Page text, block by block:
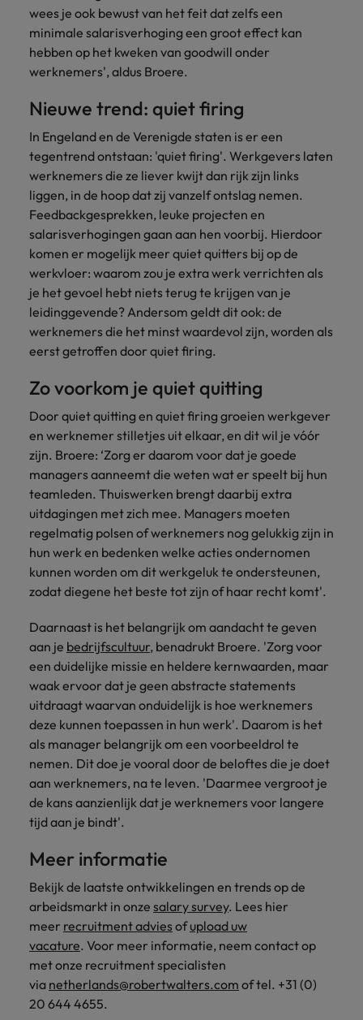
wees je ook bewust van het feit dat zelfs een
minimale salarisverhoging een groot effect kan
hebben op het kweken van goodwill onder
werknemers', aldus Broere.
Nieuwe trend: quiet firing
In Engeland en de Verenigde staten is er een
tegentrend ontstaan: 'quiet firing'. Werkgevers laten
werknemers die ze liever kwijt dan rijk zijn links
liggen, in de hoop dat zij vanzelf ontslag nemen.
Feedbackgesprekken, leuke projecten en
salarisverhogingen gaan aan hen voorbij. Hierdoor
komen er mogelijk meer quiet quitters bij op de
werkvloer: waarom zou je extra werk verrichten als
je het gevoel hebt niets terug te krijgen van je
leidinggevende? Andersom geldt dit ook: de
werknemers die het minst waardevol zijn, worden als
eerst getroffen door quiet firing.
Zo voorkom je quiet quitting
Door quiet quitting en quiet firing groeien werkgever
en werknemer stilletjes uit elkaar, en dit wil je vóór
zijn. Broere: ‘Zorg er daarom voor dat je goede
managers aanneemt die weten wat er speelt bij hun
teamleden. Thuiswerken brengt daarbij extra
uitdagingen met zich mee. Managers moeten
regelmatig polsen of werknemers nog gelukkig zijn in
hun werk en bedenken welke acties ondernomen
kunnen worden om dit werkgeluk te ondersteunen,
zodat diegene het beste tot zijn of haar recht komt'.
Daarnaast is het belangrijk om aandacht te geven
aan je bedrijfscultuur, benadrukt Broere. 'Zorg voor
een duidelijke missie en heldere kernwaarden, maar
waak ervoor dat je geen abstracte statements
uitdraagt waarvan onduidelijk is hoe werknemers
deze kunnen toepassen in hun werk'. Daarom is het
als manager belangrijk om een voorbeeldrol te
nemen. Dit doe je vooral door de beloftes die je doet
aan werknemers, na te leven. 'Daarmee vergroot je
de kans aanzienlijk dat je werknemers voor langere
tijd aan je bindt'.
Meer informatie
Bekijk de laatste ontwikkelingen en trends op de
arbeidsmarkt in onze salary survey. Lees hier
meer recruitment adviesofupload uw
vacature. Voor meer informatie, neem contact op
met onze recruitment specialisten
via netherlands@robertwalters.com of tel. +31 (0)
20 644 4655.